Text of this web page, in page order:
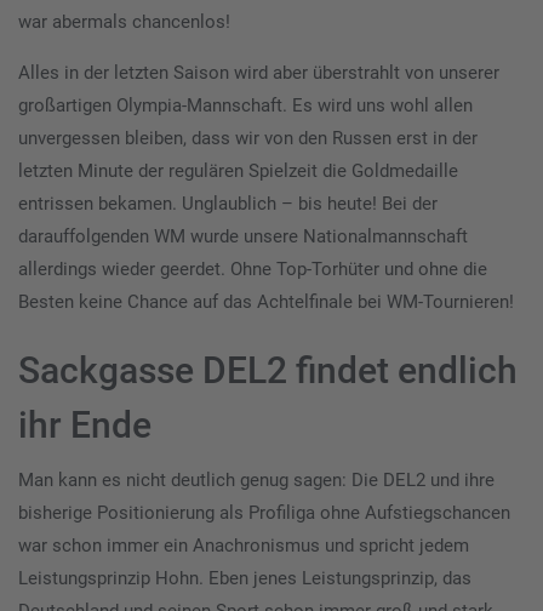
war abermals chancenlos!
Alles in der letzten Saison wird aber überstrahlt von unserer
großartigen Olympia-Mannschaft. Es wird uns wohl allen
unvergessen bleiben, dass wir von den Russen erst in der
letzten Minute der regulären Spielzeit die Goldmedaille
entrissen bekamen. Unglaublich – bis heute! Bei der
darauffolgenden WM wurde unsere Nationalmannschaft
allerdings wieder geerdet. Ohne Top-Torhüter und ohne die
Besten keine Chance auf das Achtelfinale bei WM-Tournieren!
Sackgasse DEL2 findet endlich
ihr Ende
Man kann es nicht deutlich genug sagen: Die DEL2 und ihre
bisherige Positionierung als Profiliga ohne Aufstiegschancen
war schon immer ein Anachronismus und spricht jedem
Leistungsprinzip Hohn. Eben jenes Leistungsprinzip, das